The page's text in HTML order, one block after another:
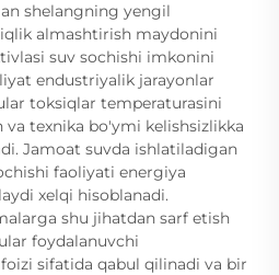
shelangning yengil
almashtirish maydonini
suv sochishi imkonini
endustriyalik jarayonlar
toksiqlar temperaturasini
va texnika bo'ymi kelishsizlikka
Jamoat suvda ishlatiladigan
faoliyati energiya
xelqi hisoblanadi.
shu jihatdan sarf etish
foydalanuvchi
sifatida qabul qilinadi va bir